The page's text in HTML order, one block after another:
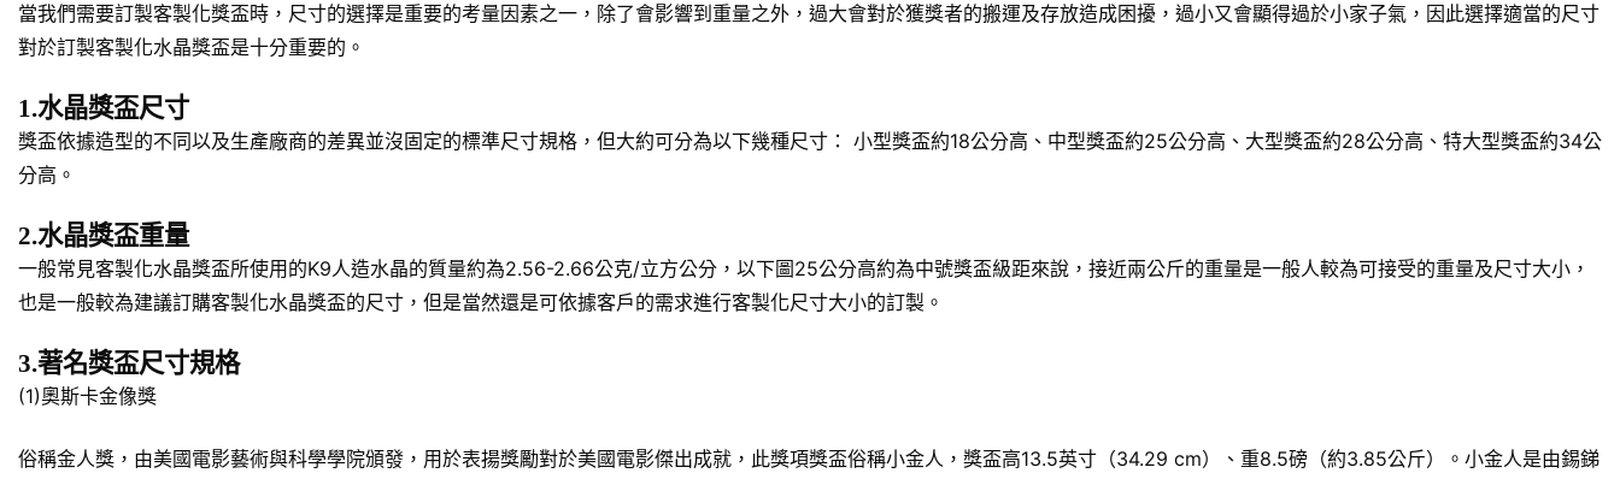
當我們需要訂製客製化獎盃時，尺寸的選擇是重要的考量因素之一，除了會影響到重量之外，過大會對於獲獎者的搬運及存放造成困擾，過小又會顯得過於小家子氣，因此選擇適當的尺寸
對於訂製客製化水晶獎盃是十分重要的。
1.水晶獎盃尺寸
獎盃依據造型的不同以及生產廠商的差異並沒固定的標準尺寸規格，但大約可分為以下幾種尺寸： 小型獎盃約18公分高、中型獎盃約25公分高、大型獎盃約28公分高、特大型獎盃約34公
分高。
2.水晶獎盃重量
一般常見客製化水晶獎盃所使用的K9人造水晶的質量約為2.56-2.66公克/立方公分，以下圖25公分高約為中號獎盃級距來說，接近兩公斤的重量是一般人較為可接受的重量及尺寸大小，
也是一般較為建議訂購客製化水晶獎盃的尺寸，但是當然還是可依據客戶的需求進行客製化尺寸大小的訂製。
3.著名獎盃尺寸規格
(1)奧斯卡金像獎
俗稱金人獎，由美國電影藝術與科學學院頒發，用於表揚獎勵對於美國電影傑出成就，此獎項獎盃俗稱小金人，獎盃高13.5英寸（34.29 cm）、重8.5磅（約3.85公斤）。小金人是由錫銻